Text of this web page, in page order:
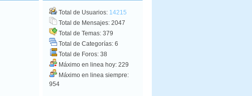
Total de Usuarios: 14215
Total de Mensajes: 2047
Total de Temas: 379
Total de Categorías: 6
Total de Foros: 38
Máximo en linea hoy: 229
Máximo en linea siempre:
954